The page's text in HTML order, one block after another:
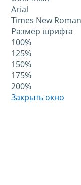
Arial
Times New Roman
Размер шрифта
100%
125%
150%
175%
200%
Закрыть окно